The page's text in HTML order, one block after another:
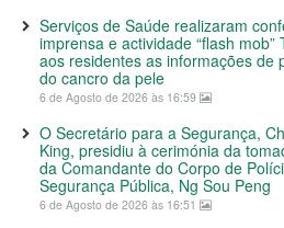
Serviços de Saúde realizaram
imprensa e actividade “flash mob”
aos residentes as informações de
do cancro da pele
6 de Agosto de 2026 às 16:59
O Secretário para a Segurança,
King, presidiu à cerimónia da
da Comandante do Corpo de
Segurança Pública, Ng Sou Peng
6 de Agosto de 2026 às 16:51